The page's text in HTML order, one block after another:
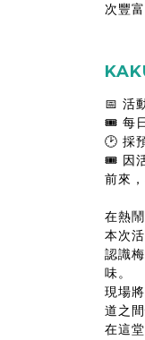
次豐
📅 活
🎟 每
🕑 採
🎟 因
前來
在熱
本次
認識
味。
現場
道之
在這